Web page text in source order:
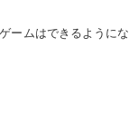
ームはできるようにな